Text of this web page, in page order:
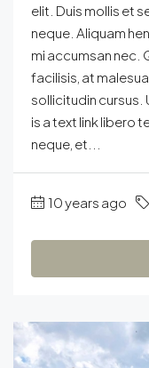
elit. Duis mollis et
neque. Aliquam
mi accumsan nec.
facilisis, at
sollicitudin cursus.
is a text link libero
neque, et...
10 years ago